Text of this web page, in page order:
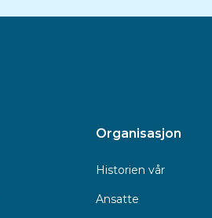
Organisasjon
Historien vår
Ansatte